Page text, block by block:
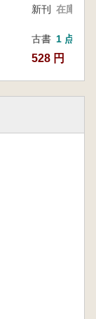
新刊 在庫なし
古書 1 点
528 円